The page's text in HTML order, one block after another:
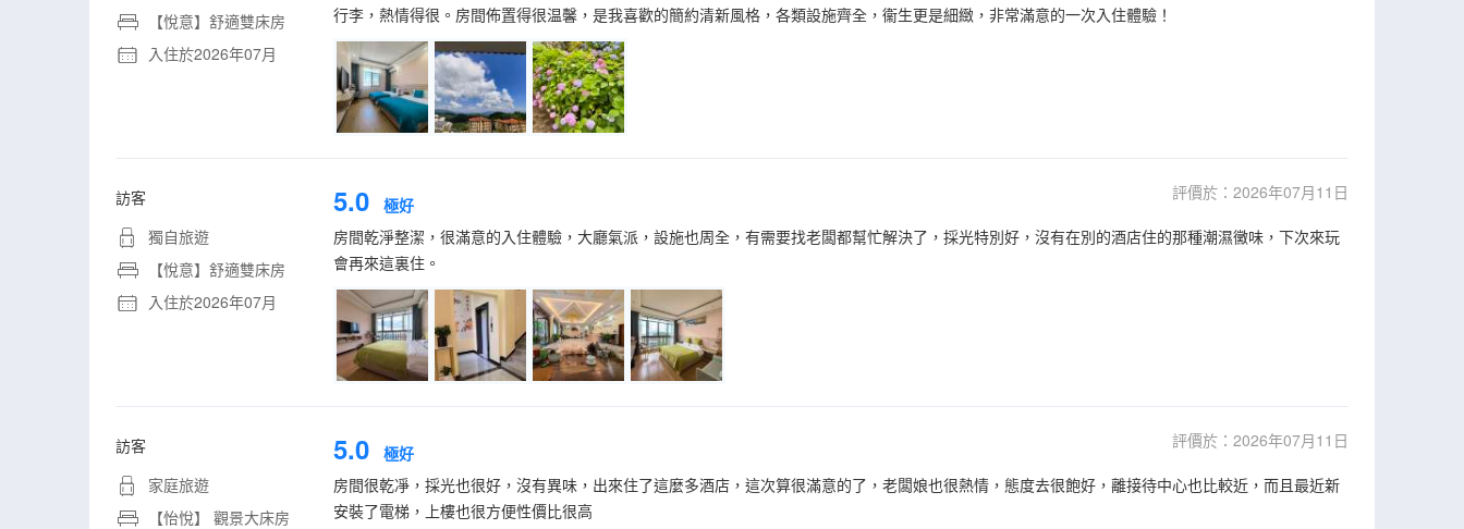
【悅意】舒適雙床房
入住於2026年07月
行李，熱情得很。房間佈置得很温馨，是我喜歡的簡約清新風格，各類設施齊全，衞生更是細緻，非常滿意的一次入住體驗！
訪客
獨自旅遊
【悅意】舒適雙床房
入住於2026年07月
5.0 極好
評價於：2026年07月11日
房間乾淨整潔，很滿意的入住體驗，大廳氣派，設施也周全，有需要找老闆都幫忙解決了，採光特別好，沒有在別的酒店住的那種潮濕黴味，下次來玩
會再來這裏住。
訪客
家庭旅遊
【怡悅】 觀景大床房
5.0 極好
評價於：2026年07月11日
房間很乾凈，採光也很好，沒有異味，出來住了這麼多酒店，這次算很滿意的了，老闆娘也很熱情，態度去很飽好，離接待中心也比較近，而且最近新
安裝了電梯，上樓也很方便性價比很高